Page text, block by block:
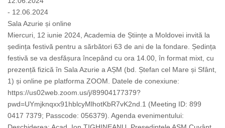
- 12.06.2024
Sala Azurie și online
Miercuri, 12 iunie 2024, Academia de Științe a Moldovei invită la
ședința festivă pentru a sărbători 63 de ani de la fondare. Ședința
festivă se va desfășura începând cu ora 14.00, în format mixt, cu
prezență fizică în Sala Azurie a AȘM (bd. Ștefan cel Mare și Sfânt,
1) și online pe platforma ZOOM. Datele de conexiune:
https://us02web.zoom.us/j/89904177379?
pwd=UYmjknqxx91hblcyMlhotKbR7vK2nd.1 (Meeting ID: 899
0417 7379; Passcode: 056379). Agenda evenimentului: